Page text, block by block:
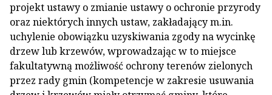
projekt ustawy o zmianie ustawy o ochronie przyrody
oraz niektórych innych ustaw, zakładający m.in.
uchylenie obowiązku uzyskiwania zgody na wycinkę
drzew lub krzewów, wprowadzając w to miejsce
fakultatywną możliwość ochrony terenów zielonych
przez rady gmin (kompetencje w zakresie usuwania